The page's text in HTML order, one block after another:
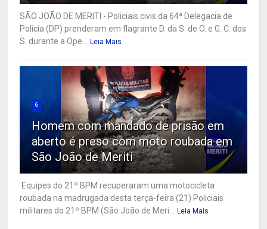
SÃO JOÃO DE MERITI - Policiais civis da 64ª Delegacia de
Polícia (DP) prenderam em flagrante D. da S. de O. e G. C. dos
S. durante a Ope... Leia Mais
6
Homem com mandado de prisão em
aberto é preso com moto roubada em
São João de Meriti
Equipes do 21º BPM recuperaram uma motocicleta
roubada na madrugada desta terça-feira (21) Policiais
militares do 21º BPM (São João de Meri... Leia Mais